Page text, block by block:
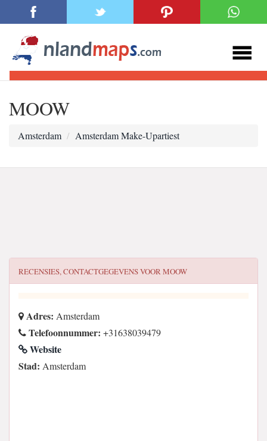
MOOW
Amsterdam Amsterdam Make-Upartiest
RECENSIES, CONTACTGEGEVENS VOORMOOW
Adres: Amsterdam
Telefoonnummer: +31638039479
Website
Stad: Amsterdam